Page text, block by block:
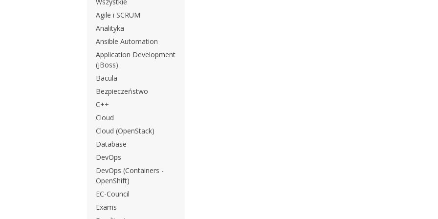
Agile i SCRUM
Analityka
Ansible Automation
Application Development
(JBoss)
Bacula
Bezpieczeństwo
C++
Cloud
Cloud (OpenStack)
Database
DevOps
DevOps (Containers -
OpenShift)
EC-Council
Exams